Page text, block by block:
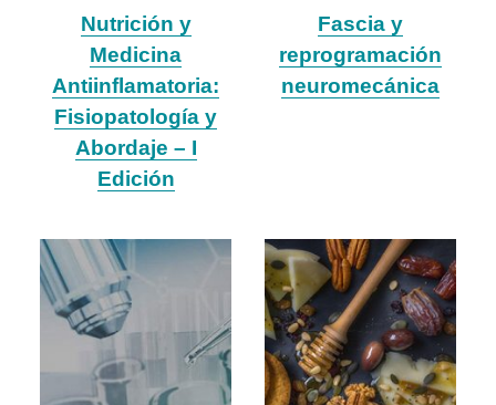
Nutrición y
Medicina
Antiinflamatoria:
Fisiopatología y
Abordaje – I
Edición
Fascia y
reprogramación
neuromecánica